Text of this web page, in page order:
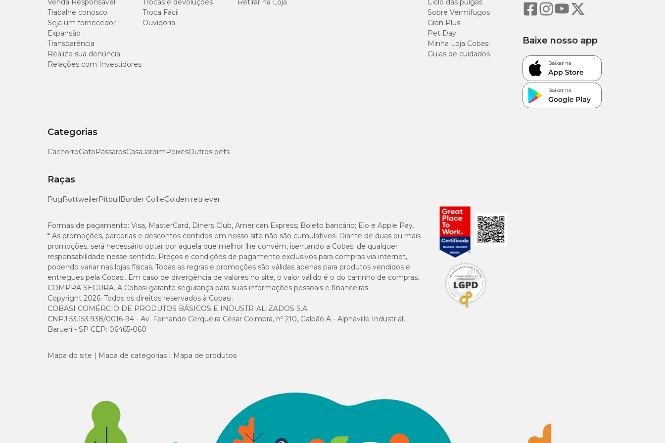
Umidade (máx.) 12%
Proteína Bruta (mín.)
Extrato Etéreo (mín.) 4,5%
Cálcio (mín.)
Mananoligossacarídeos (mín.)
Enriquecimento mínimo por kg
Vitamina A 20.000 UI, Vitamina D3 5.000 UI, Vitamina E 250 UI, Vitamina K3 25 mg, Vitamina B1 34 mg, Vitamina B2 34 mg, Vitamina B6 29 mg,
Vitamina B12 65 mcg, Vitamina C 700 mg, Niacina 170 mg, Ácido Pantotênico 85 mg, Biotina 1,70 mg, Ácido fólico 10 mg, Colina 850 mg, Inositol 210
mg, Cobalto 0,60 mg, Cobre 17 mg, Ferro 170 mg, Iodo 1,30 mg, Manganês 85 mg, Selênio 0,85 mg, Zinco 200 mg, Mananoligossacarídeos 420 mg.
Quanto de ração dar para tartaruga
Para evitar alterações nos parâmetros da água do aquaterrário, retire as sobras de alimento.
Venda Responsável
Trabalhe conosco
Seja um fornecedor
Expansão
Transparência
Realize sua denúncia
Relações com Investidores
Trocas e devoluções
Troca Fácil
Ouvidoria
Retirar na Loja
Ciclo das pulgas
Sobre Vermífugos
Gran Plus
Pet Day
Minha Loja Cobasi
Guias de cuidados
Categorias
CachorroGatoPássarosCasaJardimPeixesOutros pets
Raças
PugRottweilerPitbullBorder CollieGolden retriever
Baixe nosso app
Formas de pagamento: Visa, MasterCard, Diners Club, American Express; Boleto bancário; Elo e Apple Pay.
* As promoções, parcerias e descontos contidos em nosso site não são cumulativos. Diante de duas ou mais
promoções, será necessário optar por aquela que melhor lhe convém, isentando a Cobasi de qualquer
responsabilidade nesse sentido. Preços e condições de pagamento exclusivos para compras via internet,
podendo variar nas lojas físicas. Todas as regras e promoções são válidas apenas para produtos vendidos e
entregues pela Cobasi. Em caso de divergência de valores no site, o valor válido é o do carrinho de compras.
COMPRA SEGURA. A Cobasi garante segurança para suas informações pessoais e financeiras.
Copyright 2026. Todos os direitos reservados à Cobasi.
COBASI COMÉRCIO DE PRODUTOS BÁSICOS E INDUSTRIALIZADOS S.A.
CNPJ 53.153.938/0016-94 - Av. Fernando Cerqueira César Coimbra, nº 210, Galpão A - Alphaville Industrial,
Barueri - SP CEP: 06465-060
Mapa do site Mapa de categorias Mapa de produtos